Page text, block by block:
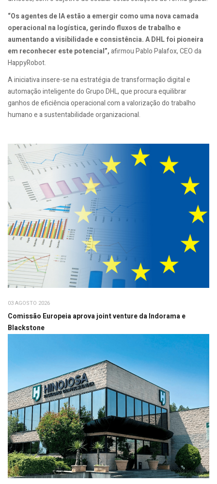
“Os agentes de IA estão a emergir como uma nova camada
operacional na logística, gerindo fluxos de trabalho e
aumentando a visibilidade e consistência. A DHL foi pioneira
em reconhecer este potencial”,afirmou Pablo Palafox, CEO da
HappyRobot.
A iniciativa insere-se na estratégia de transformação digital e
automação inteligente do Grupo DHL, que procura equilibrar
ganhos de eficiência operacional com a valorização do trabalho
humano e a sustentabilidade organizacional.
03 AGOSTO 2026
Comissão Europeia aprova joint venture da Indorama e
Blackstone